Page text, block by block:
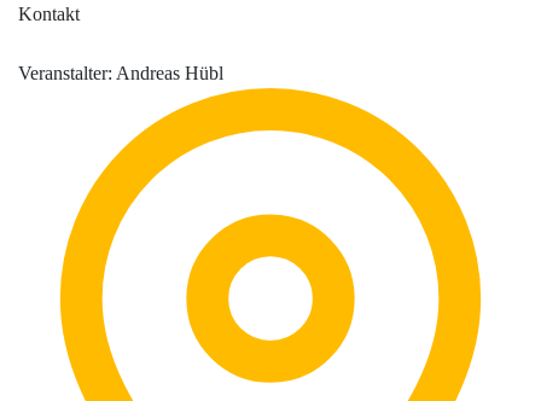
Kontakt
Veranstalter: Andreas Hübl